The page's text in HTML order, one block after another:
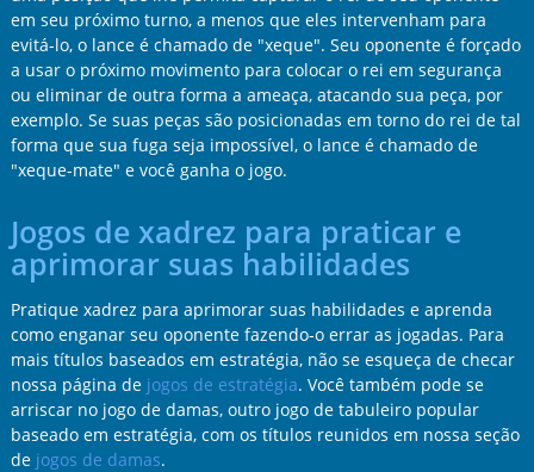
em seu próximo turno, a menos que eles intervenham para
evitá-lo, o lance é chamado de "xeque". Seu oponente é forçado
a usar o próximo movimento para colocar o rei em segurança
ou eliminar de outra forma a ameaça, atacando sua peça, por
exemplo. Se suas peças são posicionadas em torno do rei de tal
forma que sua fuga seja impossível, o lance é chamado de
"xeque-mate" e você ganha o jogo.
Jogos de xadrez para praticar e
aprimorar suas habilidades
Pratique xadrez para aprimorar suas habilidades e aprenda
como enganar seu oponente fazendo-o errar as jogadas. Para
mais títulos baseados em estratégia, não se esqueça de checar
nossa página de jogos de estratégia. Você também pode se
arriscar no jogo de damas, outro jogo de tabuleiro popular
baseado em estratégia, com os títulos reunidos em nossa seção
de jogos de damas.